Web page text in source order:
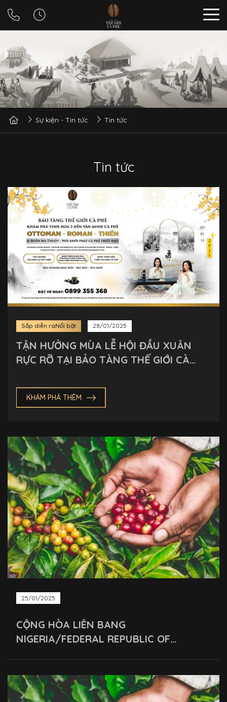
Sự kiện - Tin tức Tin tức
Tin tức
Sắp diễn raNổi bật 28/01/2025
TẬN HƯỞNG MÙA LỄ HỘI ĐẦU XUÂN
RỰC RỠ TẠI BẢO TÀNG THẾ GIỚI CÀ
KHÁM PHÁ THÊM
25/01/2025
CỘNG HÒA LIÊN BANG
NIGERIA/FEDERAL REPUBLIC OF